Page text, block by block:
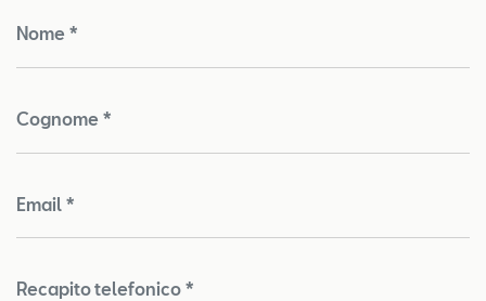
Nome *
Cognome *
Email *
Recapito telefonico *